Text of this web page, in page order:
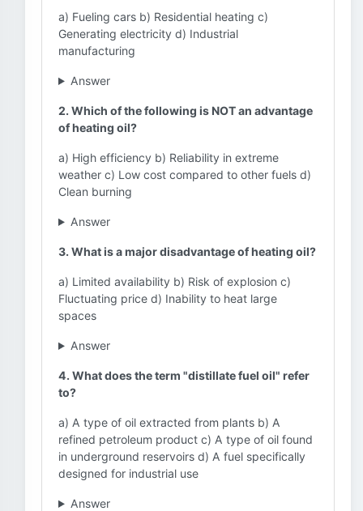
a) Fueling cars b) Residential heating c)
Generating electricity d) Industrial
manufacturing
Answer
2. Which of the following is NOT an advantage
of heating oil?
a) High efficiency b) Reliability in extreme
weather c) Low cost compared to other fuels d)
Clean burning
Answer
3. What is a major disadvantage of heating oil?
a) Limited availability b) Risk of explosion c)
Fluctuating price d) Inability to heat large
spaces
Answer
4. What does the term "distillate fuel oil" refer
to?
a) A type of oil extracted from plants b) A
refined petroleum product c) A type of oil found
in underground reservoirs d) A fuel specifically
designed for industrial use
Answer